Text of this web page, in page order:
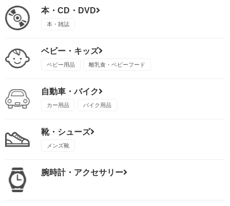
本・CD・DVD
本・雑誌
ベビー・キッズ
ベビー用品 離乳食・ベビーフード
自動車・バイク
カー用品 バイク用品
靴・シューズ
メンズ靴
腕時計・アクセサリー